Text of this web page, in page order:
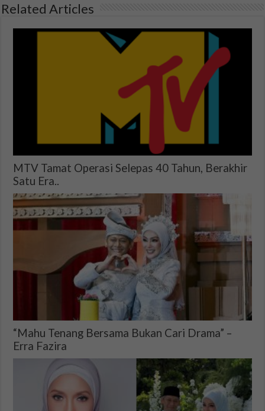
Related Articles
MTV Tamat Operasi Selepas 40 Tahun, Berakhir
Satu Era..
“Mahu Tenang Bersama Bukan Cari Drama” –
Erra Fazira